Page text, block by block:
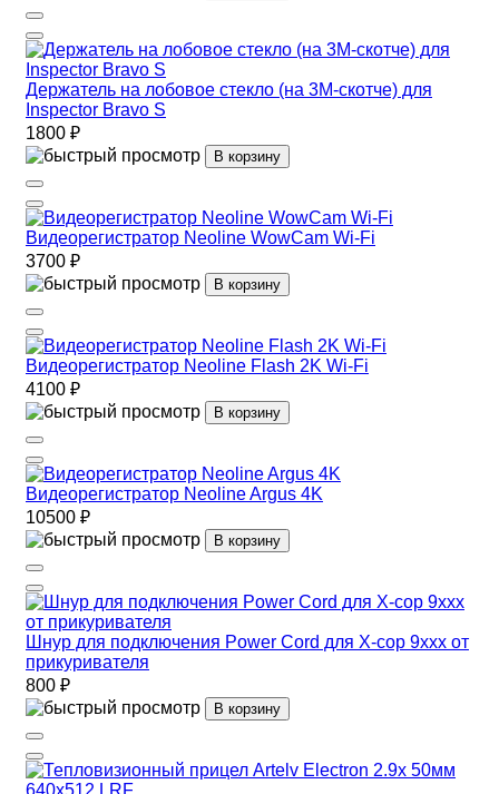
Держатель на лобовое стекло (на 3М-скотче) для
Inspector Bravo S
1800 ₽
В корзину
Видеорегистратор Neoline WowCam Wi-Fi
3700 ₽
В корзину
Видеорегистратор Neoline Flash 2K Wi-Fi
4100 ₽
В корзину
Видеорегистратор Neoline Argus 4K
10500 ₽
В корзину
Шнур для подключения Power Cord для X-cop 9xxx от
прикуривателя
800 ₽
В корзину